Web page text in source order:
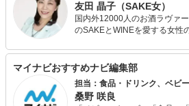
友田 晶子（SAKE女）
国内外12000人のお酒ラヴァ
のSAKEとWINEを愛する女性
して日本産酒のPRと応援をする。 愛好家向けイベ
ミナーの他、飲食店や宿泊施
も多くエッセイストとしても
ロ。
マイナビおすすめナビ編集部
担当：食品・ドリンク、ベビ
桑野 咲良